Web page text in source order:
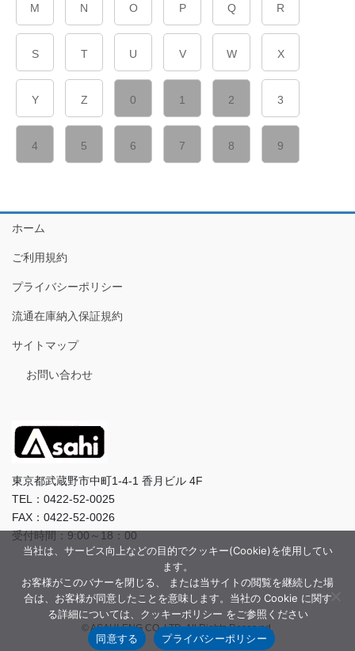
M N O P Q R
S T U V W X
Y Z 0 1 2 3
4 5 6 7 8 9
ホーム
ご利用規約
プライバシーポリシー
流通在庫納入保証規約
サイトマップ
お問い合わせ
東京都武蔵野市中町1-4-1 香月ビル 4F
TEL：0422-52-0025
FAX：0422-52-0026
受付時間：9:00～18：00
© ASAHI-ENG CO.,LTD. All Rights Reserved.
当社は、サービス向上などの目的でクッキー(Cookie)を使用してい
ます。
お客様がこのバナーを閉じる、 または当サイトの閲覧を継続した場
合は、お客様が同意したことを意味します。当社の Cookie に関す
る詳細については、クッキーポリシー をご参照ください
同意する
プライバシーポリシー